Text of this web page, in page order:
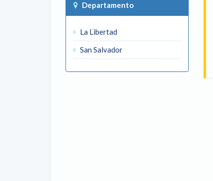
Departamento
La Libertad
San Salvador